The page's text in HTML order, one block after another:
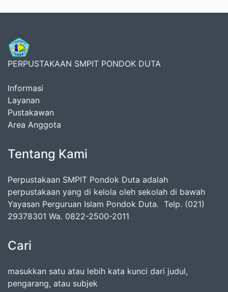
PERPUSTAKAAN SMPIT PONDOK DUTA
Informasi
Layanan
Pustakawan
Area Anggota
Tentang Kami
Perpustakaan SMPIT Pondok Duta adalah
perpustakaan yang di kelola oleh sekolah di bawah
Yayasan Perguruan Islam Pondok Duta. Telp. (021)
29378301 Wa. 0822-2500-2011
Cari
masukkan satu atau lebih kata kunci dari judul,
pengarang, atau subjek